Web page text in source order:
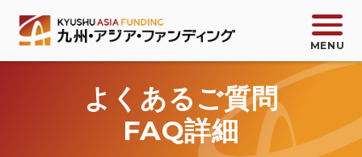
よくあるご質問
FAQ詳細